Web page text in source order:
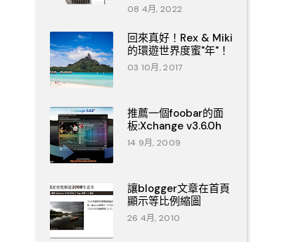
08 4月, 2022
回來真好！Rex & Miki
的環遊世界度蜜"年"！
03 10月, 2017
推薦一個foobar的面
板:Xchange v3.6.0h
14 9月, 2009
讓blogger文章在首頁
顯示等比例縮圖
26 4月, 2010